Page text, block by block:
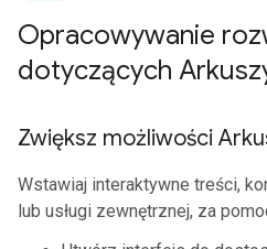
Opracowywanie
dotyczących
Zwiększ możliwości
Wstawiaj interaktywne treści,
lub usługi zewnętrznej, za